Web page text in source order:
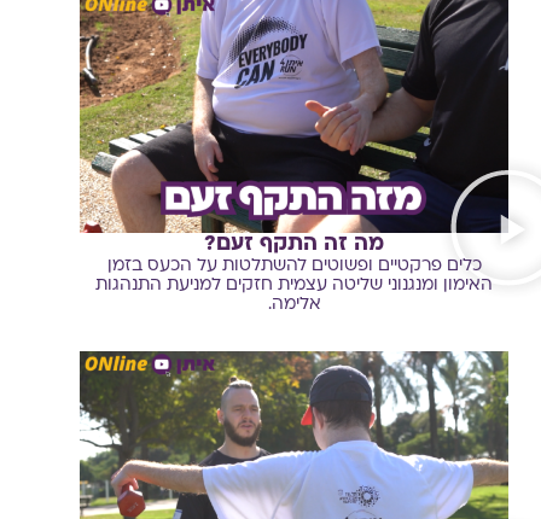
מה זה התקף זעם?
כלים פרקטיים ופשוטים להשתלטות על הכעס בזמן
האימון ומנגנוני שליטה עצמית חזקים למניעת התנהגות
אלימה.